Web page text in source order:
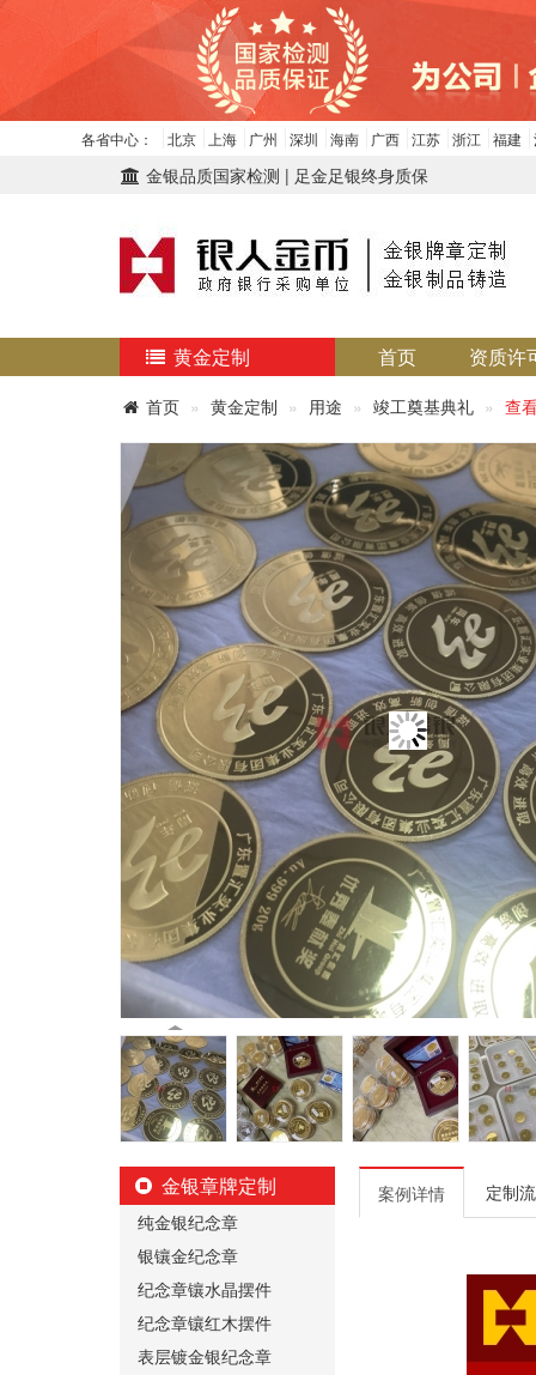
各省中心： 北京 上海 广州 深圳 海南 广西 江苏 浙江 福建
金银品质国家检测 | 足金足银终身质保
黄金定制 首页 资质许
首页 黄金定制 用途 竣工奠基典礼 查
金银章牌定制
纯金银纪念章
银镶金纪念章
纪念章镶水晶摆件
纪念章镶红木摆件
表层镀金银纪念章
案例详情 定制